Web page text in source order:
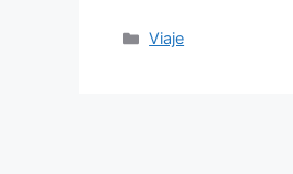
Categories
Viaje